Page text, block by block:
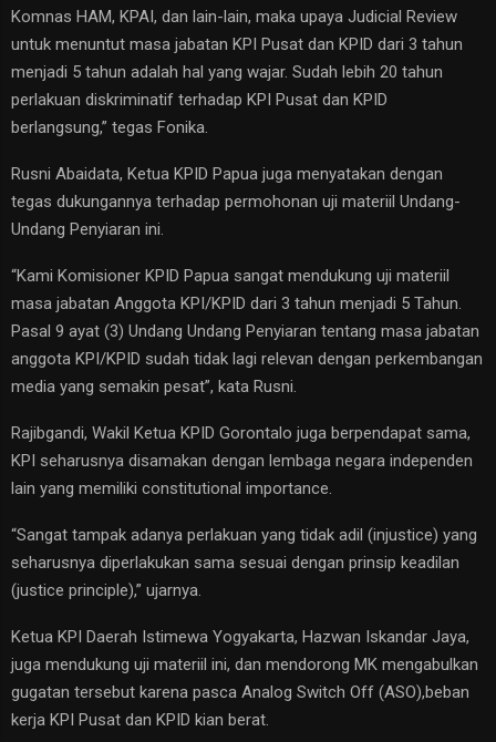
Komnas HAM, KPAI, dan lain-lain, maka upaya Judicial Review
untuk menuntut masa jabatan KPI Pusat dan KPID dari 3 tahun
menjadi 5 tahun adalah hal yang wajar. Sudah lebih 20 tahun
perlakuan diskriminatif terhadap KPI Pusat dan KPID
berlangsung,” tegas Fonika.
Rusni Abaidata, Ketua KPID Papua juga menyatakan dengan
tegas dukungannya terhadap permohonan uji materiil Undang-
Undang Penyiaran ini.
“Kami Komisioner KPID Papua sangat mendukung uji materiil
masa jabatan Anggota KPI/KPID dari 3 tahun menjadi 5 Tahun.
Pasal 9 ayat (3) Undang Undang Penyiaran tentang masa jabatan
anggota KPI/KPID sudah tidak lagi relevan dengan perkembangan
media yang semakin pesat”, kata Rusni.
Rajibgandi, Wakil Ketua KPID Gorontalo juga berpendapat sama,
KPI seharusnya disamakan dengan lembaga negara independen
lain yang memiliki constitutional importance.
“Sangat tampak adanya perlakuan yang tidak adil (injustice) yang
seharusnya diperlakukan sama sesuai dengan prinsip keadilan
(justice principle),” ujarnya.
Ketua KPI Daerah Istimewa Yogyakarta, Hazwan Iskandar Jaya,
juga mendukung uji materiil ini, dan mendorong MK mengabulkan
gugatan tersebut karena pasca Analog Switch Off (ASO),beban
kerja KPI Pusat dan KPID kian berat.